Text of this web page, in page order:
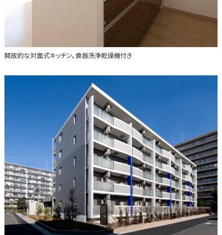
開放的な対面式キッチン。食器洗浄乾燥機付き